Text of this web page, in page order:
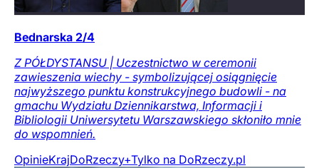
Bednarska 2/4
Z PÓŁDYSTANSU | Uczestnictwo w ceremonii
zawieszenia wiechy - symbolizującej osiągnięcie
najwyższego punktu konstrukcyjnego budowli - na
gmachu Wydziału Dziennikarstwa, Informacji i
Bibliologii Uniwersytetu Warszawskiego skłoniło mnie
do wspomnień.
OpinieKrajDoRzeczy+Tylko na DoRzeczy.pl